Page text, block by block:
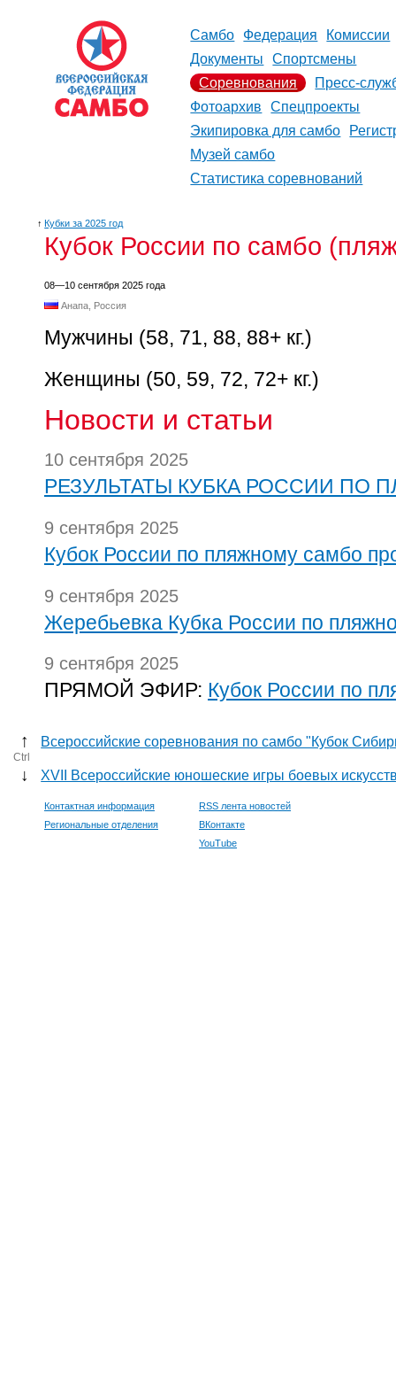
Самбо Федерация
Комиссии
Документы
Спортсмены
Соревнования
Пресс-
Фотоархив
Спецпроекты
Экипировка для самбо
Музей самбо
Статистика соревнований
↑ Кубки за 2025 год
Кубок России по самбо
08—10 сентября 2025 года
Анапа, Россия
Мужчины (58, 71, 88, 88+ кг.)
Женщины (50, 59, 72, 72+ кг.)
Новости и статьи
10 сентября 2025
РЕЗУЛЬТАТЫ КУБКА РОССИИ ПО
9 сентября 2025
Кубок России по пляжному самбо
9 сентября 2025
Жеребьевка Кубка России по
9 сентября 2025
ПРЯМОЙ ЭФИР: Кубок России по
↑ Всероссийские соревнования по самбо "Кубок
Ctrl
↓ XVII Всероссийские юношеские игры боевых
Контактная информация
Региональные отделения
RSS лента новостей
ВКонтакте
YouTube